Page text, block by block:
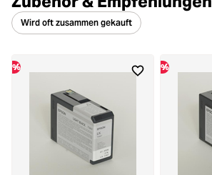
Wird oft zusammen gekauft
% %